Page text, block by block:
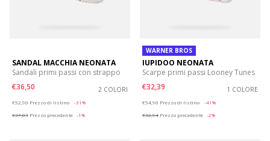
SANDAL MACCHIA NEONATA
Sandali primi passi con strappo
€36,50
2 COLORI
€52,90 Prezzo di listino
-31%
€37,03 Prezzo precedente -1%
WARNER BROS
IUPIDOO NEONATA
Scarpe primi passi Looney Tunes
€32,39
1 COLORE
€54,90 Prezzo di listino
-41%
€32,94 Prezzo precedente -2%